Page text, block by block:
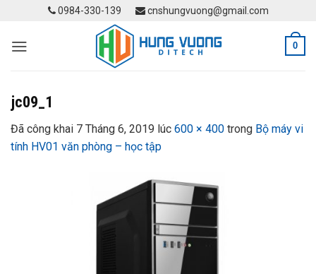
content
0984-330-139 cnshungvuong@gmail.com
0
jc09_1
Đã công khai 7 Tháng 6, 2019 lúc 600 × 400 trong Bộ máy vi
tính HV01 văn phòng – học tập